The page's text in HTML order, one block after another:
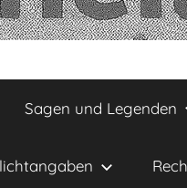
Sagen und Legenden